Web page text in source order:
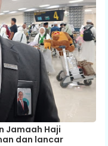
Jamaah Haji
dan lancar